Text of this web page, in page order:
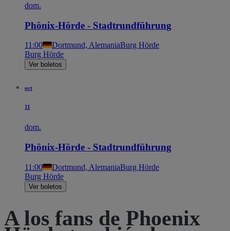
dom.
Phönix-Hörde - Stadtrundführung
11:00 Dortmund, AlemaniaBurg Hörde
Burg Hörde
Ver boletos
oct
11
dom.
Phönix-Hörde - Stadtrundführung
11:00 Dortmund, AlemaniaBurg Hörde
Burg Hörde
Ver boletos
A los fans de Phoenix